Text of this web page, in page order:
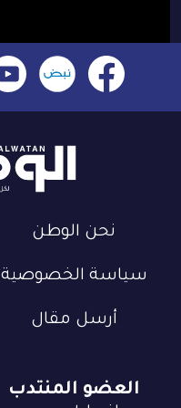
نحن الوطن
سياسة الخصوصية
أرسل مقال
العضو المنتدب